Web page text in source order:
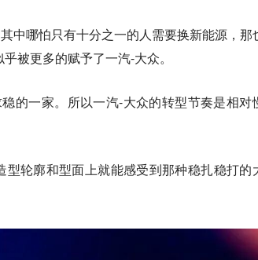
中哪怕只有十分之一的人需要换新能源，那
被更多的赋予了一汽-大众。
的一家。所以一汽-大众的转型节奏是相对
轮廓和型面上就能感受到那种稳扎稳打的